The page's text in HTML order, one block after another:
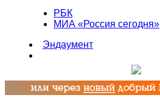
РБК
МИА «Россия сегодня»
Эндаумент